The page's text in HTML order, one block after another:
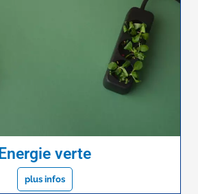
Energie verte
plus infos